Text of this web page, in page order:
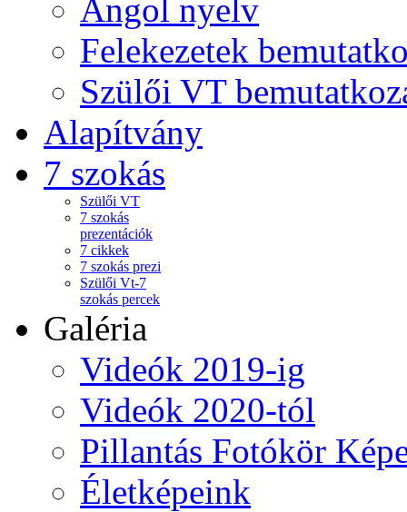
Angol nyelv
Felekezetek
Szülői VT
Alapítvány
7 szokás
Szülői VT
7 szokás
prezentációk
7 cikkek
7 szokás prezi
Szülői Vt-7
szokás percek
Galéria
Videók 2019-ig
Videók 2020-tól
Pillantás Fotókör
Életképeink